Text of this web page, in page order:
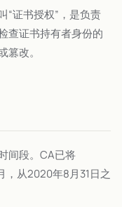
证书授权”，是负责
查证书持有者身份的
改。
间段。CA已将
，从2020年8月31日之